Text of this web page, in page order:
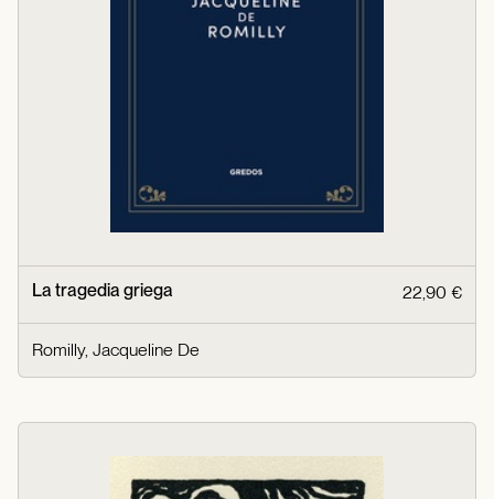
La tragedia griega 22,90 €
Romilly, Jacqueline De